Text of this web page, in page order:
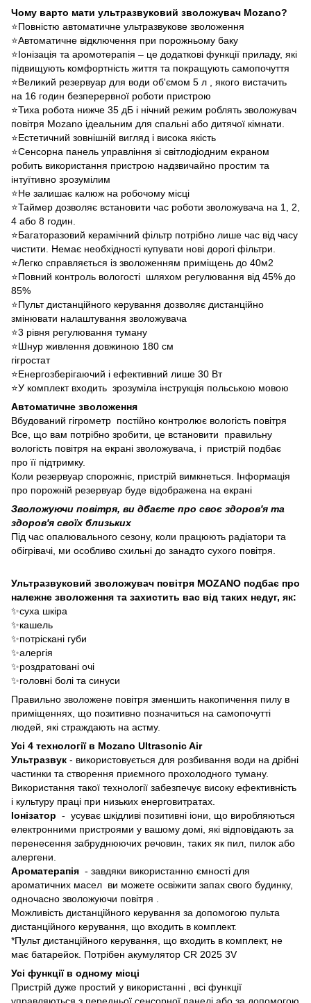
Чому варто мати ультразвуковий зволожувач Mozano?
⭐Повністю автоматичне ультразвукове зволоження
⭐Автоматичне відключення при порожньому баку
⭐Іонізація та аромотерапія – це додаткові функції приладу, які
підвищують комфортність життя та покращують самопочуття
⭐Великий резервуар для води об'ємом 5 л , якого вистачить
на 16 годин безперервної роботи пристрою
⭐Тиха робота нижче 35 дБ і нічний режим роблять зволожувач
повітря Mozano ідеальним для спальні або дитячої кімнати.
⭐Естетичний зовнішній вигляд і висока якість
⭐Сенсорна панель управління зі світлодіодним екраном
робить використання пристрою надзвичайно простим та
інтуїтивно зрозумілим
⭐Не залишає калюж на робочому місці
⭐Таймер дозволяє встановити час роботи зволожувача на 1, 2,
4 або 8 годин.
⭐Багаторазовий керамічний фільтр потрібно лише час від часу
чистити. Немає необхідності купувати нові дорогі фільтри.
⭐Легко справляється із зволоженням приміщень до 40м2
⭐Повний контроль вологості шляхом регулювання від 45% до
85%
⭐Пульт дистанційного керування дозволяє дистанційно
змінювати налаштування зволожувача
⭐3 рівня регулювання туману
⭐Шнур живлення довжиною 180 см
гігростат
⭐Енергозберігаючий і ефективний лише 30 Вт
⭐У комплект входить зрозуміла інструкція польською мовою
Автоматичне зволоження
Вбудований гігрометр постійно контролює вологість повітря
Все, що вам потрібно зробити, це встановити правильну
вологість повітря на екрані зволожувача, і пристрій подбає
про її підтримку.
Коли резервуар спорожніє, пристрій вимкнеться. Інформація
про порожній резервуар буде відображена на екрані
Зволожуючи повітря, ви дбаєте про своє здоров'я та
здоров'я своїх близьких
Під час опалювального сезону, коли працюють радіатори та
обігрівачі, ми особливо схильні до занадто сухого повітря.
Ультразвуковий зволожувач повітря MOZANO подбає про
належне зволоження та захистить вас від таких недуг, як:
✨суха шкіра
✨кашель
✨потріскані губи
✨алергія
✨роздратовані очі
✨головні болі та синуси
Правильно зволожене повітря зменшить накопичення пилу в
приміщеннях, що позитивно позначиться на самопочутті
людей, які страждають на астму.
Усі 4 технології в Mozano Ultrasonic Air
Ультразвук - використовується для розбивання води на дрібні
частинки та створення приємного прохолодного туману.
Використання такої технології забезпечує високу ефективність
і культуру праці при низьких енерговитратах.
Іонізатор - усуває шкідливі позитивні іони, що виробляються
електронними пристроями у вашому домі, які відповідають за
перенесення забруднюючих речовин, таких як пил, пилок або
алергени.
Ароматерапія - завдяки використанню ємності для
ароматичних масел ви можете освіжити запах свого будинку,
одночасно зволожуючи повітря .
Можливість дистанційного керування за допомогою пульта
дистанційного керування, що входить в комплект.
*Пульт дистанційного керування, що входить в комплект, не
має батарейок. Потрібен акумулятор CR 2025 3V
Усі функції в одному місці
Пристрій дуже простий у використанні , всі функції
управляються з передньої сенсорної панелі або за допомогою